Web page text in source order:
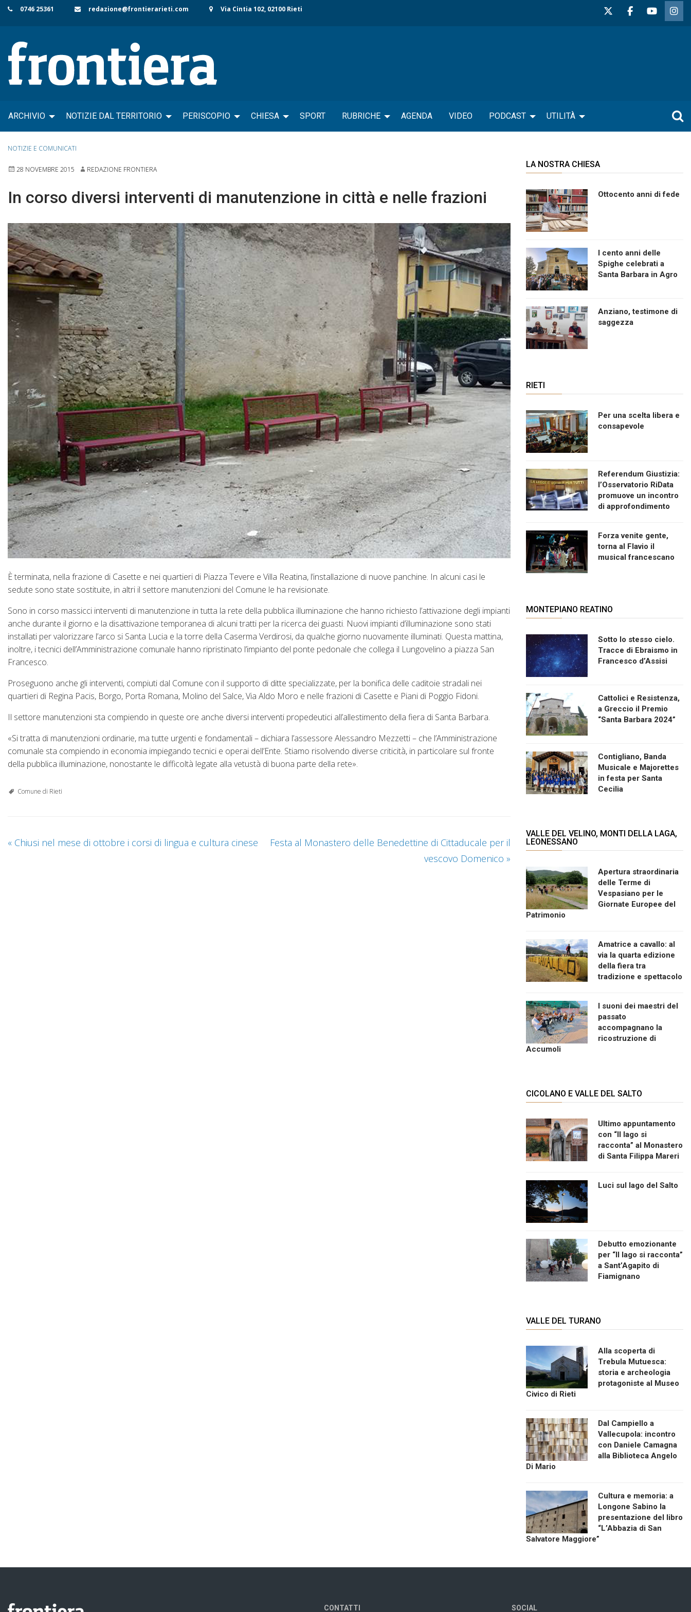
Skip
content
0746 25361 redazione@frontierarieti.com Via Cintia 102, 02100 Rieti
ARCHIVIO NOTIZIE DAL TERRITORIO PERISCOPIO CHIESA SPORT RUBRICHE AGENDA VIDEO PODCAST UTILITÀ
NOTIZIE E COMUNICATI
28 NOVEMBRE 2015 REDAZIONE FRONTIERA
In corso diversi interventi di manutenzione in città e nelle frazioni
È terminata, nella frazione di Casette e nei quartieri di Piazza Tevere e Villa Reatina, l’installazione di nuove panchine. In alcuni casi le
sedute sono state sostituite, in altri il settore manutenzioni del Comune le ha revisionate.
Sono in corso massicci interventi di manutenzione in tutta la rete della pubblica illuminazione che hanno richiesto l’attivazione degli impianti
anche durante il giorno e la disattivazione temporanea di alcuni tratti per la ricerca dei guasti. Nuovi impianti d’illuminazione sono stati
installati per valorizzare l’arco si Santa Lucia e la torre della Caserma Verdirosi, da qualche giorno nuovamente illuminati. Questa mattina,
inoltre, i tecnici dell’Amministrazione comunale hanno ripristinato l’impianto del ponte pedonale che collega il Lungovelino a piazza San
Francesco.
Proseguono anche gli interventi, compiuti dal Comune con il supporto di ditte specializzate, per la bonifica delle caditoie stradali nei
quartieri di Regina Pacis, Borgo, Porta Romana, Molino del Salce, Via Aldo Moro e nelle frazioni di Casette e Piani di Poggio Fidoni.
Il settore manutenzioni sta compiendo in queste ore anche diversi interventi propedeutici all’allestimento della fiera di Santa Barbara.
«Si tratta di manutenzioni ordinarie, ma tutte urgenti e fondamentali – dichiara l’assessore Alessandro Mezzetti – che l’Amministrazione
comunale sta compiendo in economia impiegando tecnici e operai dell’Ente. Stiamo risolvendo diverse criticità, in particolare sul fronte
della pubblica illuminazione, nonostante le difficoltà legate alla vetustà di buona parte della rete».
Comune di Rieti
« Chiusi nel mese di ottobre i corsi di lingua e cultura cinese
Festa al Monastero delle Benedettine di Cittaducale per il
vescovo Domenico »
LA NOSTRA CHIESA
Ottocento anni di fede
I cento anni delle
Spighe celebrati a
Santa Barbara in Agro
Anziano, testimone di
saggezza
RIETI
Per una scelta libera e
consapevole
Referendum Giustizia:
l’Osservatorio RiData
promuove un incontro
di approfondimento
Forza venite gente,
torna al Flavio il
musical francescano
MONTEPIANO REATINO
Sotto lo stesso cielo.
Tracce di Ebraismo in
Francesco d’Assisi
Cattolici e Resistenza,
a Greccio il Premio
“Santa Barbara 2024”
Contigliano, Banda
Musicale e Majorettes
in festa per Santa
Cecilia
VALLE DEL VELINO, MONTI DELLA LAGA,
LEONESSANO
Apertura straordinaria
delle Terme di
Vespasiano per le
Giornate Europee del
Patrimonio
Amatrice a cavallo: al
via la quarta edizione
della fiera tra
tradizione e spettacolo
I suoni dei maestri del
passato
accompagnano la
ricostruzione di
Accumoli
CICOLANO E VALLE DEL SALTO
Ultimo appuntamento
con “Il lago si
racconta” al Monastero
di Santa Filippa Mareri
Luci sul lago del Salto
Debutto emozionante
per “Il lago si racconta”
a Sant’Agapito di
Fiamignano
VALLE DEL TURANO
Alla scoperta di
Trebula Mutuesca:
storia e archeologia
protagoniste al Museo
Civico di Rieti
Dal Campiello a
Vallecupola: incontro
con Daniele Camagna
alla Biblioteca Angelo
Di Mario
Cultura e memoria: a
Longone Sabino la
presentazione del libro
“L’Abbazia di San
Salvatore Maggiore”
CONTATTI SOCIAL